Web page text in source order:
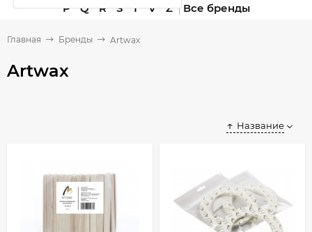
P
Q R S T V Z
Главная Бренды Artwax
Artwax
Название